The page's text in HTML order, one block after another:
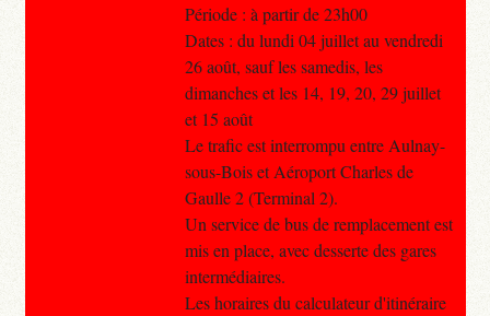
Période : à partir de 23h00
Dates : du lundi 04 juillet au vendredi
26 août, sauf les samedis, les
dimanches et les 14, 19, 20, 29 juillet
et 15 août
Le trafic est interrompu entre Aulnay-
sous-Bois et Aéroport Charles de
Gaulle 2 (Terminal 2).
Un service de bus de remplacement est
mis en place, avec desserte des gares
intermédiaires.
Les horaires du calculateur d'itinéraire